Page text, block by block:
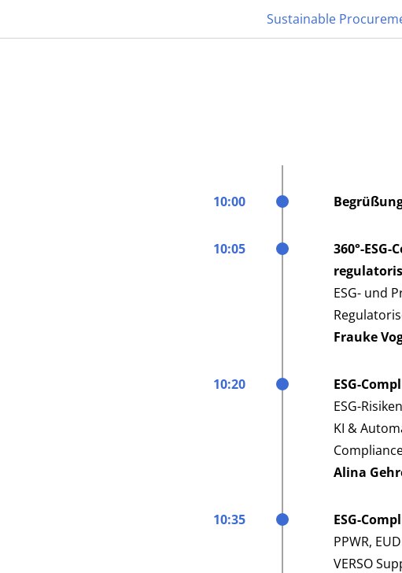
Sustainabilty Procurement
Sustainable
10:00
10:05
360°-
ESG- und
Frauke
10:20
ESG-
ESG-
KI &
Alina
10:35
ESG-
PPWR,
VERSO